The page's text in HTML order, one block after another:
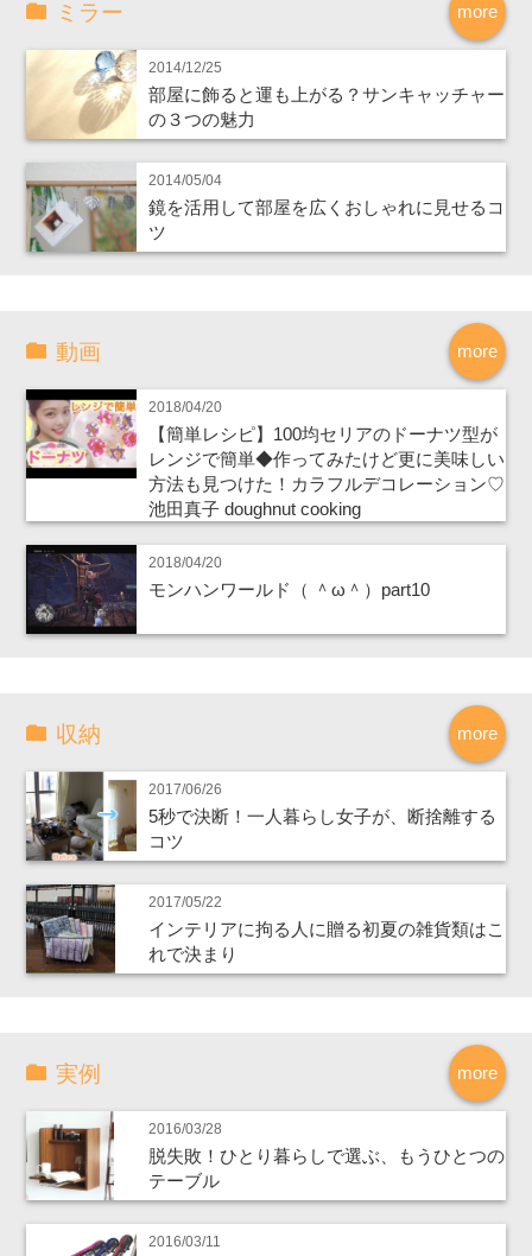
more
ミラー
2014/12/25
部屋に飾ると運も上がる？サンキャッチャー
の３つの魅力
2014/05/04
鏡を活用して部屋を広くおしゃれに見せるコ
ツ
more
動画
2018/04/20
【簡単レシピ】100均セリアのドーナツ型が
レンジで簡単◆作ってみたけど更に美味しい
方法も見つけた！カラフルデコレーション♡
池田真子 doughnut cooking
2018/04/20
モンハンワールド（ ＾ω＾）part10
more
収納
2017/06/26
5秒で決断！一人暮らし女子が、断捨離する
コツ
2017/05/22
インテリアに拘る人に贈る初夏の雑貨類はこ
れで決まり
more
実例
2016/03/28
脱失敗！ひとり暮らしで選ぶ、もうひとつの
テーブル
2016/03/11